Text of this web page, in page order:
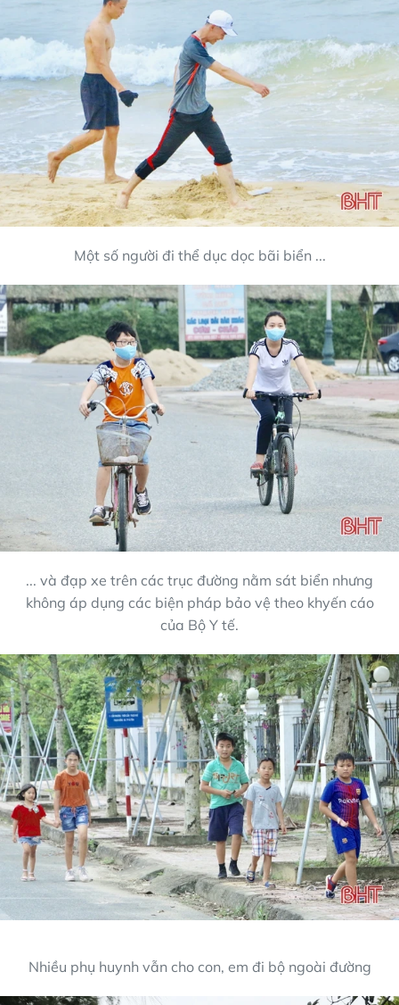
Một số người đi thể dục dọc bãi biển ...
... và đạp xe trên các trục đường nằm sát biển nhưng
không áp dụng các biện pháp bảo vệ theo khyến cáo
của Bộ Y tế.
Nhiều phụ huynh vẫn cho con, em đi bộ ngoài đường